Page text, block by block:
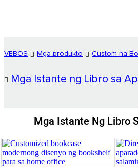
VEBOS Mga produkto Custom na
Mga Istante ng Libro sa
Mga Istante Ng Libro